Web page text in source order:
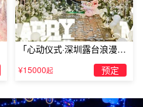
「心动仪式·深圳露台浪漫求
婚」
¥15000起 预定